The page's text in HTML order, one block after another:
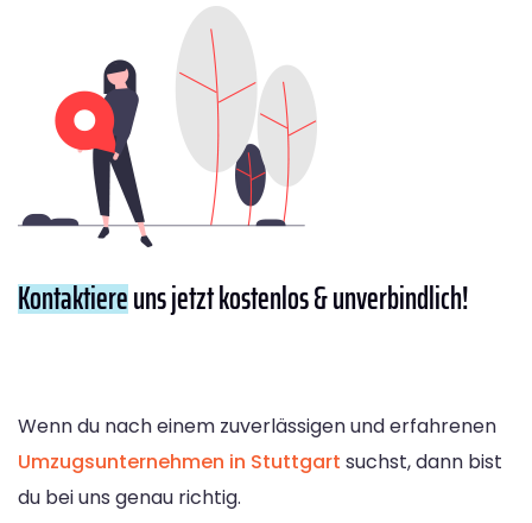
Kontaktiereuns jetzt kostenlos & unverbindlich!
Wenn du nach einem zuverlässigen und erfahrenen
Umzugsunternehmen in Stuttgart suchst, dann bist
du bei uns genau richtig.